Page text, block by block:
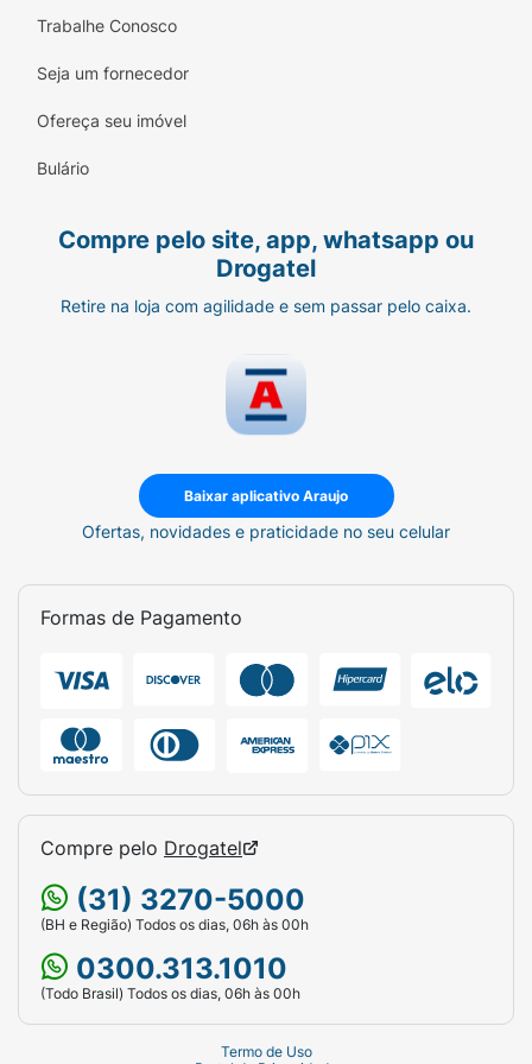
digestivos, desconforto abdominal, fraqueza,
modo de usar. Em caso de dúvidas sobre este
medicamento, procure orientação do(a)
médico(a) ou cirurgião(ã)-dentista. Este
medicamento não deve ser partido, aberto ou
mastigado.
Trabalhe Conosco
Seja um fornecedor
Ofereça seu imóvel
Bulário
Compre pelo site, app, whatsapp ou
Drogatel
Retire na loja com agilidade e sem passar pelo caixa.
Baixar aplicativo Araujo
Ofertas, novidades e praticidade no seu celular
Formas de Pagamento
Compre pelo Drogatel
(31) 3270-5000
(BH e Região) Todos os dias, 06h às 00h
0300.313.1010
(Todo Brasil) Todos os dias, 06h às 00h
Termo de Uso